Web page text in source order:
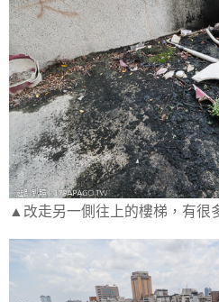
▲改走另一側往上的樓梯，有很